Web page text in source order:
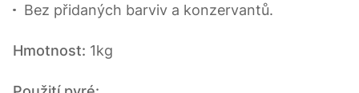
Bez přidaných barviv a konzervantů.
Hmotnost: 1kg